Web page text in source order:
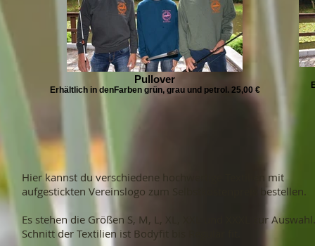
Pullover
Erhältlich in denFarben grün, grau und petrol. 25,00 €
Hier kannst du verschiedene hochwertige Textilien mit
aufgestickten Vereinslogo zum Selbstkostenpreis bestellen.
Es stehen die Größen S, M, L, XL, XXL und XXXL zur
Schnitt der Textilien ist Bodyfit bis Regular fit.